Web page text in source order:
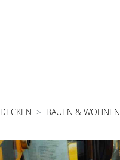
BAUEN & WOHNEN